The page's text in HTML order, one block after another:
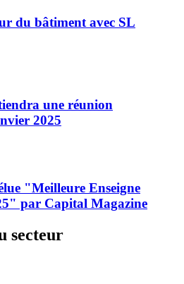
du bâtiment avec SL
une réunion
2025
"Meilleure Enseigne
par Capital Magazine
secteur